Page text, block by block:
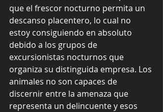
que el frescor nocturno permita un
descanso placentero, lo cual no
estoy consiguiendo en absoluto
debido a los grupos de
excursionistas nocturnos que
organiza su distinguida empresa. Los
animales no son capaces de
discernir entre la amenaza que
representa un delincuente y esos